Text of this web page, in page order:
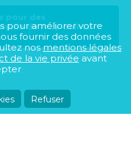
pour des
de Arcy-Sainte-
pour améliorer votre
fournir des données
nosmentions légales
de la vie privée avant
Refuser